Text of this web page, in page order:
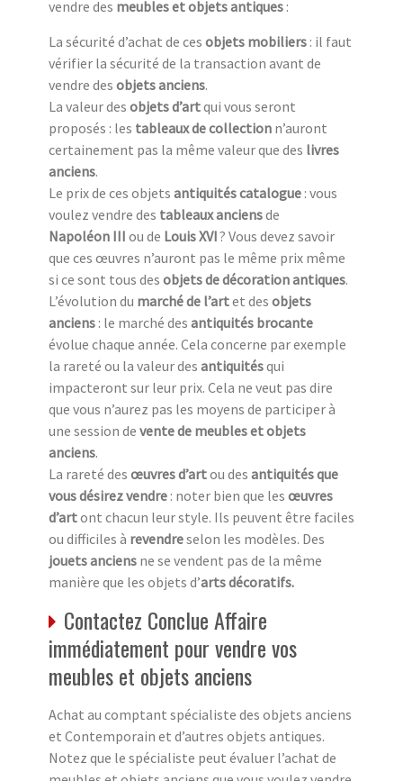
vendre des meubles et objets antiques :
La sécurité d’achat de ces objets mobiliers : il faut
vérifier la sécurité de la transaction avant de
vendre des objets anciens.
La valeur des objets d’artqui vous seront
proposés : les tableaux de collection n’auront
certainement pas la même valeur que des livres
anciens.
Le prix de ces objets antiquités catalogue : vous
voulez vendre des tableaux anciensde
Napoléon III ou de Louis XVI? Vous devez savoir
que ces œuvres n’auront pas le même prix même
si ce sont tous des objets de décoration antiques.
L’évolution du marché de l’artet des objets
anciens : le marché des antiquités brocante
évolue chaque année. Cela concerne par exemple
la rareté ou la valeur des antiquitésqui
impacteront sur leur prix. Cela ne veut pas dire
que vous n’aurez pas les moyens de participer à
une session de vente de meubles et objets
anciens.
La rareté des œuvres d’artou des antiquités que
vous désirez vendre : noter bien que les œuvres
d’artont chacun leur style. Ils peuvent être faciles
ou difficiles à revendreselon les modèles. Des
jouets anciens ne se vendent pas de la même
manière que les objets d’arts décoratifs.
Contactez Conclue Affaire
immédiatement pour vendre vos
meubles et objets anciens
Achat au comptant spécialiste des objets anciens
et Contemporain et d’autres objets antiques.
Notez que le spécialiste peut évaluer l’achat de